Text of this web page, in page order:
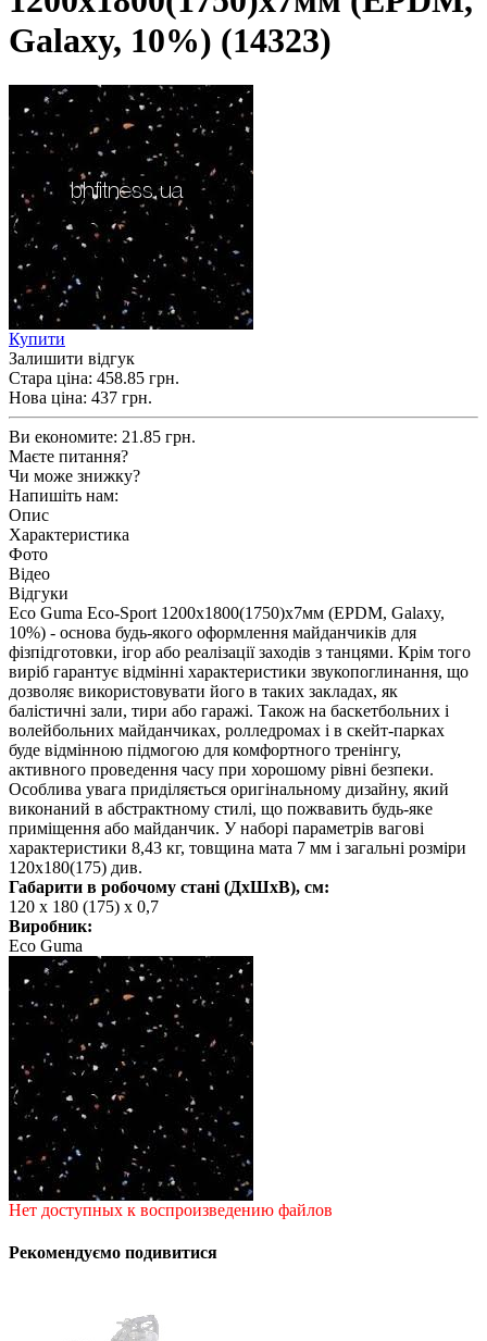
Galaxy, 10%) (14323)
Купити
Залишити відгук
Стара ціна: 458.85 грн.
Нова ціна: 437 грн.
Ви економите: 21.85 грн.
Маєте питання?
Чи може знижку?
Напишіть нам:
Опис
Характеристика
Фото
Відео
Відгуки
Eco Guma Eco-Sport 1200х1800(1750)х7мм (EPDM, Galaxy,
10%) - основа будь-якого оформлення майданчиків для
фізпідготовки, ігор або реалізації заходів з танцями. Крім того
виріб гарантує відмінні характеристики звукопоглинання, що
дозволяє використовувати його в таких закладах, як
балістичні зали, тири або гаражі. Також на баскетбольних і
волейбольних майданчиках, ролледромах і в скейт-парках
буде відмінною підмогою для комфортного тренінгу,
активного проведення часу при хорошому рівні безпеки.
Особлива увага приділяється оригінальному дизайну, який
виконаний в абстрактному стилі, що пожвавить будь-яке
приміщення або майданчик. У наборі параметрів вагові
характеристики 8,43 кг, товщина мата 7 мм і загальні розміри
120х180(175) див.
Габарити в робочому стані (ДхШхВ), см:
120 х 180 (175) х 0,7
Виробник:
Eco Guma
Нет доступных к воспроизведению файлов
Рекомендуємо подивитися